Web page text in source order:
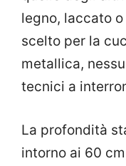
legno, laccato
scelto per la
metallica,
tecnici a
La profondità
intorno ai 60